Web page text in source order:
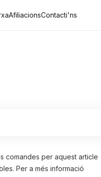
AfiliacionsContacti'ns
comandes per aquest article
Per a més informació